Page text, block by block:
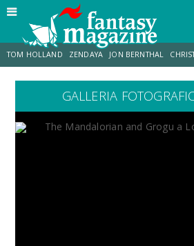
TOM HOLLAND ZENDAYA JON BERNTHAL
LUCCA COMICS & GAMES
GALLERIA